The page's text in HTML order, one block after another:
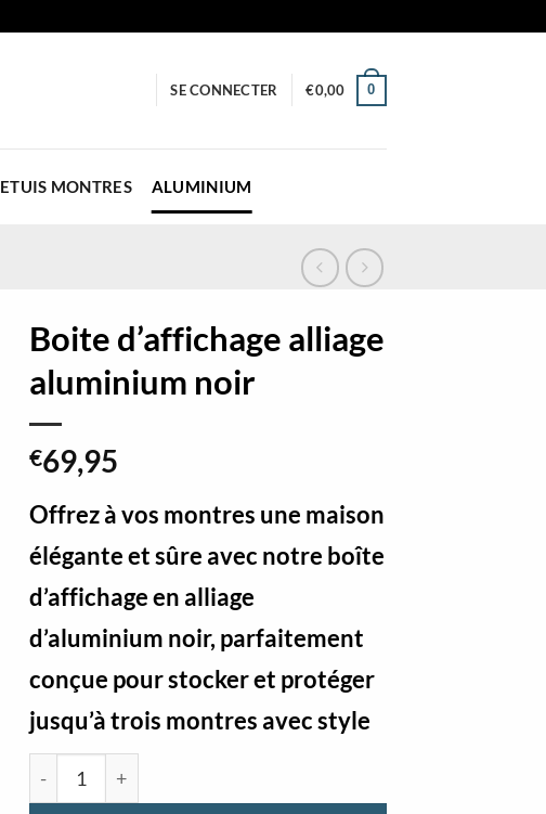
SE CONNECTER €0,00 0
ETUIS MONTRES ALUMINIUM
Boite d’affichage alliage
aluminium noir
€69,95
Offrez à vos montres une maison
élégante et sûre avec notre boîte
d’affichage en alliage
d’aluminium noir, parfaitement
conçue pour stocker et protéger
jusqu’à trois montres avec style
quantité de Boite d'affichage alliage aluminium noir